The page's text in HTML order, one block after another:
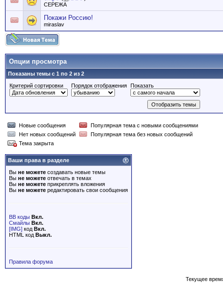
СЕРЕЖА
Покажи Россию!
miraslav
Опции просмотра
Показаны темы с 1 по 2 из 2
Критерий сортировки
Порядок отображения Показать
Новые сообщения
Популярная тема с новыми сообщениями
Нет новых сообщений
Популярная тема без новых сообщений
Тема закрыта
Ваши права в разделе
Вы не можете создавать новые темы
Вы не можете отвечать в темах
Вы не можете прикреплять вложения
Вы не можете редактировать свои сообщения
BB коды Вкл.
Смайлы Вкл.
[IMG] код Вкл.
HTML код Выкл.
Правила форума
Текущее